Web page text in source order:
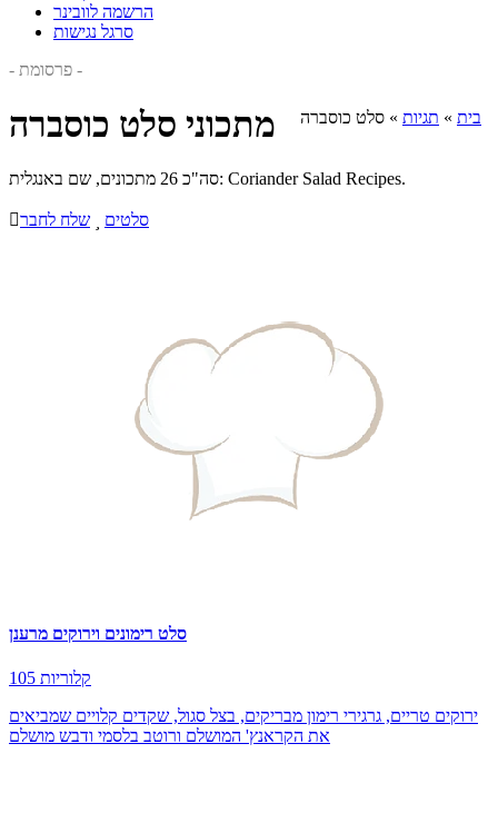
הרשמה לוובינר
סרגל נגישות
- פרסומת -
בית » תגיות » סלט כוסברה מתכוני סלט כוסברה
סה"כ 26 מתכונים, שם באנגלית: Coriander Salad Recipes.
שלח לחבר סלטים
סלט רימונים וירוקים מרענן
105 קלוריות
ירוקים טריים, גרגירי רימון מבריקים, בצל סגול, שקדים קלויים שמביאים
את הקראנץ' המושלם ורוטב בלסמי ודבש מושלם